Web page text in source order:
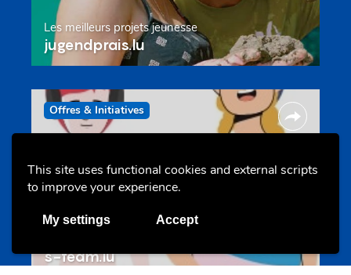
This site uses functional cookies and external scripts
to improve your experience.
My settings Accept
Les meilleurs projets jeunesse
jugendprais.lu
Offres & Initiatives
s-team.lu